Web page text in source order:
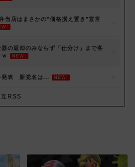
当店はまさかの"価格据え置き"宣言
器の返却のみならず「仕分け」まで客
NEW!
発表 新党名は... NEW!
RSS